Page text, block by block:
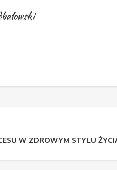
W ZDROWYM STYLU